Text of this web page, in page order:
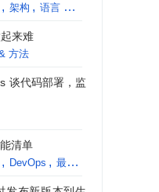
架构 语言 & 开发
来难
方法
谈代码部署，监
清单
DevOps 最佳实践